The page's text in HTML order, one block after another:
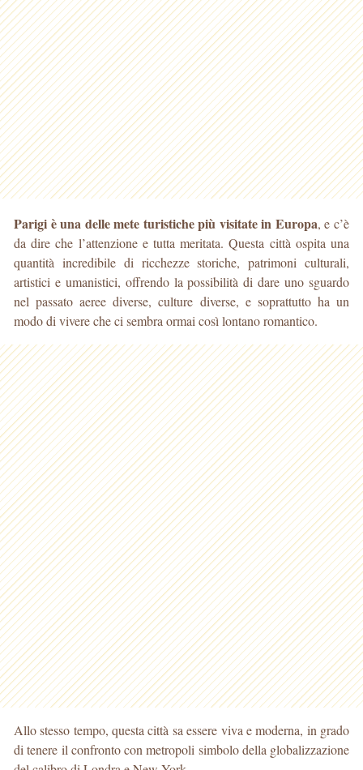
Parigi è una delle mete turistiche più visitate in Europa, e c’è
da dire che l’attenzione e tutta meritata. Questa città ospita una
quantità incredibile di ricchezze storiche, patrimoni culturali,
artistici e umanistici, offrendo la possibilità di dare uno sguardo
nel passato aeree diverse, culture diverse, e soprattutto ha un
modo di vivere che ci sembra ormai così lontano romantico.
Allo stesso tempo, questa città sa essere viva e moderna, in grado
di tenere il confronto con metropoli simbolo della globalizzazione